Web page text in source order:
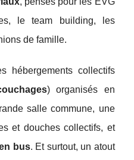
le team building, les
de famille.
hébergements collectifs
) organisés en
salle commune, une
et douches collectifs, et
bus. Et surtout, un atout